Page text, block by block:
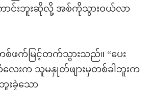
ောင်းဘူးဆိုလို့ အစ်ကိုသွားဝယ်လာ
တစ်ဖက်မြင့်တက်သွားသည်။ “ပေး
ေးက သူမနှုတ်ဖျားမှတစ်ခါဘူးက
ဘူးခဲ့သော